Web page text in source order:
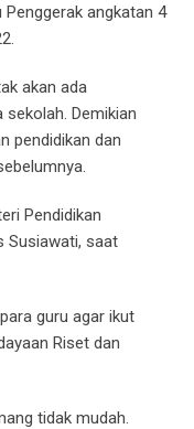
angkatan 4
akan ada
Demikian
pendidikan dan
Pendidikan
Susiawati, saat
guru agar ikut
Riset dan
tidak mudah.